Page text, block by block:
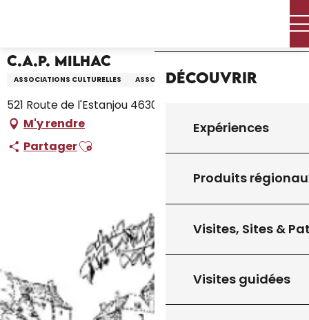
principal
Découvrir
Expériences
Produits
Visites, Sites &
Visites guidées
C.A.P. Milhac
ASSOCIATIONS CULTURELLES ASSOCIATION
521 Route de l'Estanjou 46300 Milhac, 46300 Milhac
M'y rendre
PartagerAjouter aux favoris